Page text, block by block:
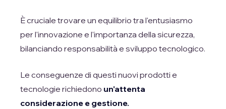
È cruciale trovare un equilibrio tra l'entusiasmo
per l'innovazione e l'importanza della sicurezza,
bilanciando responsabilità e sviluppo tecnologico.
Le conseguenze di questi nuovi prodotti e
tecnologie richiedono un'attenta
considerazione e gestione.